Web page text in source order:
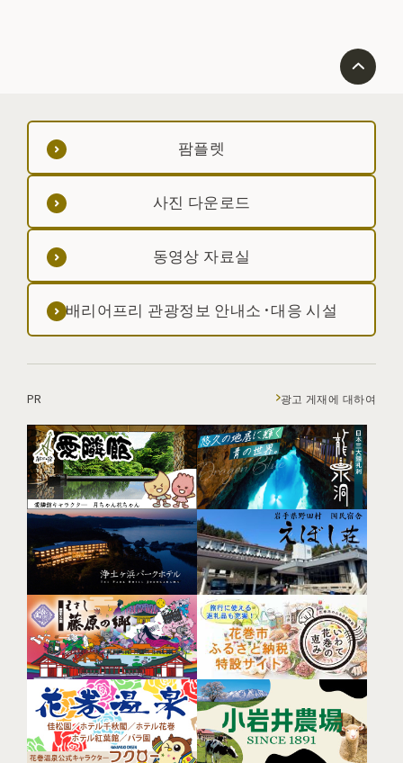
팜플렛
사진 다운로드
동영상 자료실
배리어프리 관광정보 안내소·대응 시설
PR 광고 게재에 대하여